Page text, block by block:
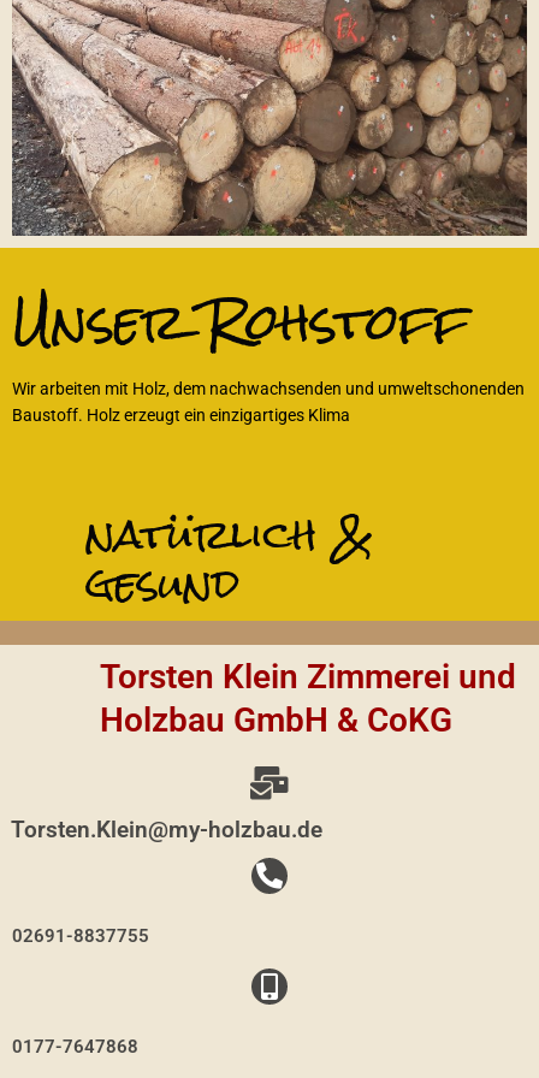
Unser Rohstoff
Wir arbeiten mit Holz, dem nachwachsenden und umweltschonenden
Baustoff. Holz erzeugt ein einzigartiges Klima
natürlich &
gesund
Torsten Klein Zimmerei und
Holzbau GmbH & CoKG
Torsten.Klein@my-holzbau.de
02691-8837755
0177-7647868